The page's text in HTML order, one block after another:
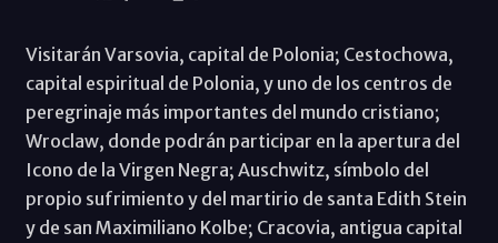
Visitarán Varsovia, capital de Polonia; Cestochowa,
capital espiritual de Polonia, y uno de los centros de
peregrinaje más importantes del mundo cristiano;
Wroclaw, donde podrán participar en la apertura del
Icono de la Virgen Negra; Auschwitz, símbolo del
propio sufrimiento y del martirio de santa Edith Stein
y de san Maximiliano Kolbe; Cracovia, antigua capital